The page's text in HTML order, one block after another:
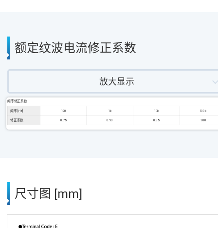
额定纹波电流修正系数
放大显示
频率修正系数
频率 [Hz] 120 1k 10k 100k
修正系数 0.75 0.90 0.95 1.00
尺寸图 [mm]